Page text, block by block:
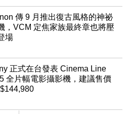
傳 9 月推出復古風格的神祕
，VCM 定焦家族最終章也將壓
場
正式在台發表 Cinema Line
全片幅電影攝影機，建議售價